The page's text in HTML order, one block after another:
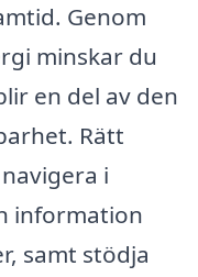
Genom
minskar du
en del av den
Rätt
i
information
samt stödja